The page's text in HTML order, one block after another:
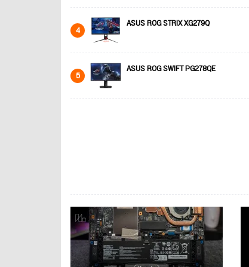
4 ASUS ROG STRIX XG279Q
5 ASUS ROG SWIFT PG278QE